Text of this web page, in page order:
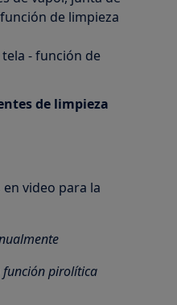
de limpieza
- función de
de limpieza
video para la
pirolítica